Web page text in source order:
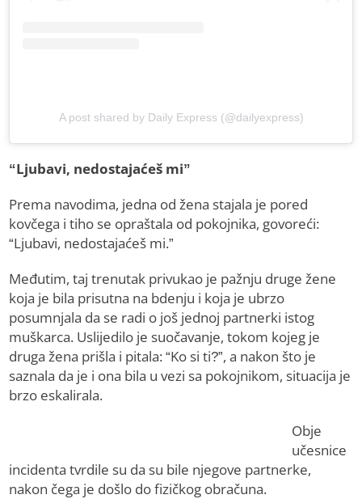
A post shared by Daily Express (@dailyexpress)
“Ljubavi, nedostajaćeš mi”
Prema navodima, jedna od žena stajala je pored
kovčega i tiho se opraštala od pokojnika, govoreći:
“Ljubavi, nedostajaćeš mi.”
Međutim, taj trenutak privukao je pažnju druge žene
koja je bila prisutna na bdenju i koja je ubrzo
posumnjala da se radi o još jednoj partnerki istog
muškarca. Uslijedilo je suočavanje, tokom kojeg je
druga žena prišla i pitala: “Ko si ti?”, a nakon što je
saznala da je i ona bila u vezi sa pokojnikom, situacija je
brzo eskalirala.
Obje
učesnice
incidenta tvrdile su da su bile njegove partnerke,
nakon čega je došlo do fizičkog obračuna.